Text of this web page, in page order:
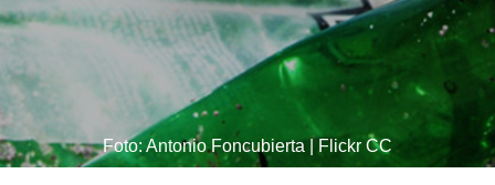
Foto: Antonio Foncubierta | Flickr CC